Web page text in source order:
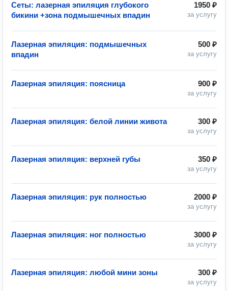
1950 ₽
за услугу
Сеты: лазерная эпиляция глубокого
бикини +зона подмышечных впадин
500 ₽
за услугу
Лазерная эпиляция: подмышечных
впадин
900 ₽
за услугу
Лазерная эпиляция: поясница
300 ₽
за услугу
Лазерная эпиляция: белой линии живота
350 ₽
за услугу
Лазерная эпиляция: верхней губы
2000 ₽
за услугу
Лазерная эпиляция: рук полностью
3000 ₽
за услугу
Лазерная эпиляция: ног полностью
300 ₽
за услугу
Лазерная эпиляция: любой мини зоны